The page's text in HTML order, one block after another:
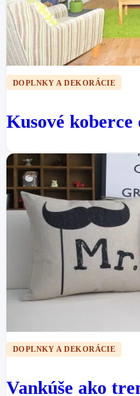
DOPLNKY A DEKORÁCIE
Kusové koberce
DOPLNKY A DEKORÁCIE
Vankúše ako